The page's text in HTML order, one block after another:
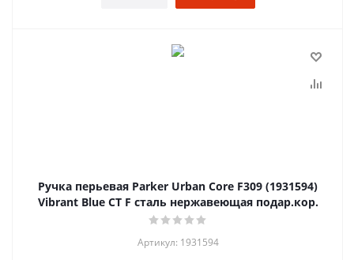
Ручка перьевая Parker Urban Core F309 (1931594)
Vibrant Blue CT F сталь нержавеющая подар.кор.
Артикул: 1931594